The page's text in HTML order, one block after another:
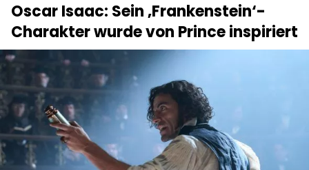
Oscar Isaac: Sein ‚Frankenstein‘-
Charakter wurde von Prince inspiriert